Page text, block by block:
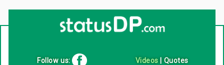
Follow us: Videos Quotes